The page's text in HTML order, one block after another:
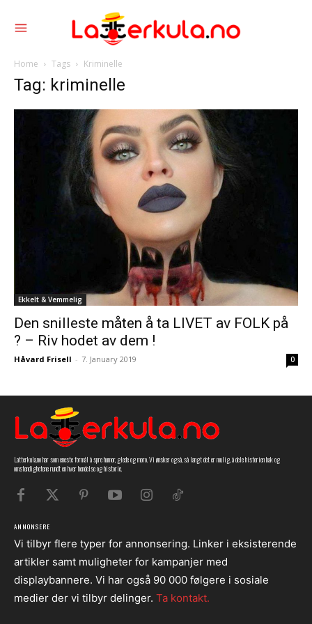
Home Tags Kriminelle
Tag: kriminelle
Ekkelt & Vemmelig
Den snilleste måten å ta LIVET av FOLK på
? – Riv hodet av dem !
Håvard Frisell - 7. January 2019 0
Latterkula.no har som eneste formål å spre humor, glede og moro. Vi ønsker også, så langt det er mulig, å dele historien bak og
omstendighetene rundt en hver hendelse og historie.
ANNONSERE
Vi tilbyr flere typer for annonsering. Linker i eksisterende
artikler samt muligheter for kampanjer med
displaybannere. Vi har også 90 000 følgere i sosiale
medier der vi tilbyr delinger. Ta kontakt.